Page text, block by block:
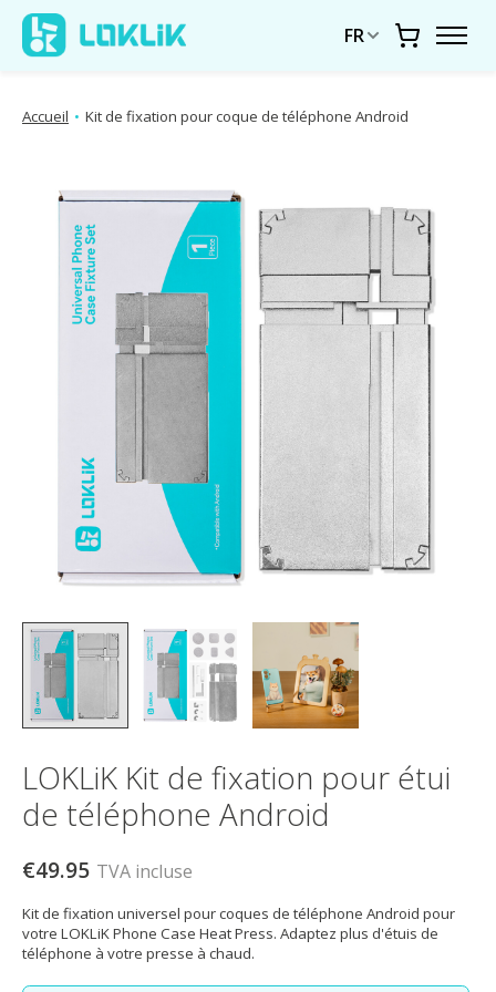
FR Chariot
Accueil • Kit de fixation pour coque de téléphone Android
LOKLiK Kit de fixation pour étui
de téléphone Android
€49.95 TVA incluse
Kit de fixation universel pour coques de téléphone Android pour
votre LOKLiK Phone Case Heat Press. Adaptez plus d'étuis de
téléphone à votre presse à chaud.